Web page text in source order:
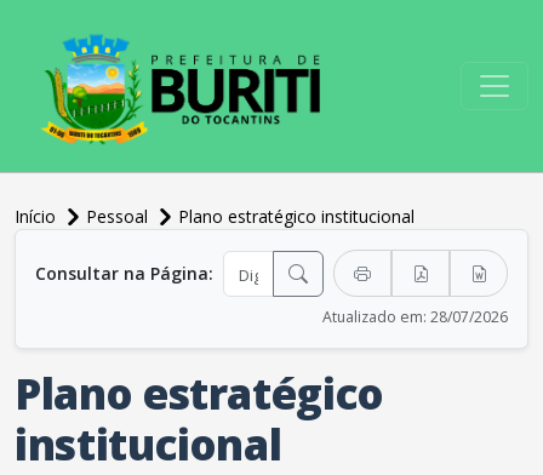
Início Pessoal
Plano estratégico institucional
Consultar na Página:
Atualizado em: 28/07/2026
Plano estratégico
institucional